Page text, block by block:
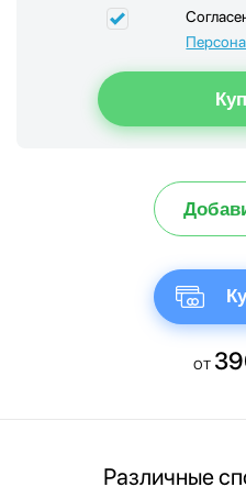
от
Различные